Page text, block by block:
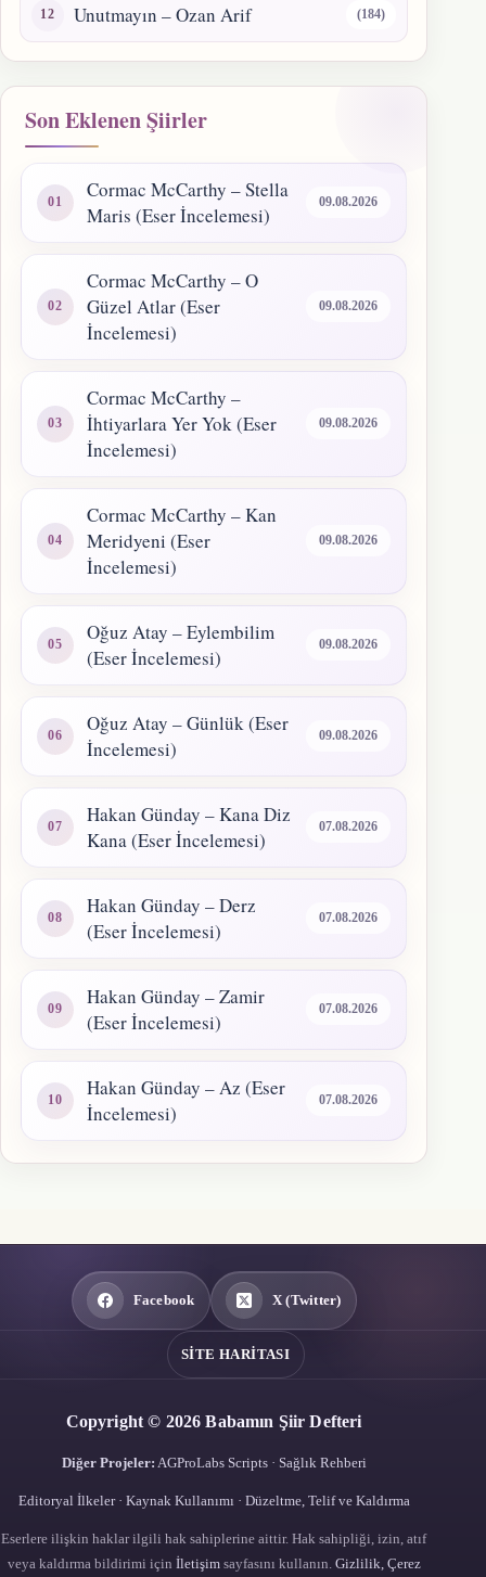
Unutmayın – Ozan Arif (184)
Son Eklenen Şiirler
Cormac McCarthy – Stella
Maris (Eser İncelemesi)
09.08.2026
Cormac McCarthy – O
Güzel Atlar (Eser
İncelemesi)
09.08.2026
Cormac McCarthy –
İhtiyarlara Yer Yok (Eser
İncelemesi)
09.08.2026
Cormac McCarthy – Kan
Meridyeni (Eser
İncelemesi)
09.08.2026
Oğuz Atay – Eylembilim
(Eser İncelemesi)
09.08.2026
Oğuz Atay – Günlük (Eser
İncelemesi)
09.08.2026
Hakan Günday – Kana Diz
Kana (Eser İncelemesi)
07.08.2026
Hakan Günday – Derz
(Eser İncelemesi)
07.08.2026
Hakan Günday – Zamir
(Eser İncelemesi)
07.08.2026
Hakan Günday – Az (Eser
İncelemesi)
07.08.2026
Facebook X (Twitter)
SITE HARITASI
Copyright © 2026 Babamın Şiir Defteri
Diğer Projeler: AGProLabs Scripts · Sağlık Rehberi
Editoryal İlkeler · Kaynak Kullanımı · Düzeltme, Telif ve Kaldırma
Eserlere ilişkin haklar ilgili hak sahiplerine aittir. Hak sahipliği, izin, atıf
veya kaldırma bildirimi için İletişimsayfasını kullanın. Gizlilik, Çerez